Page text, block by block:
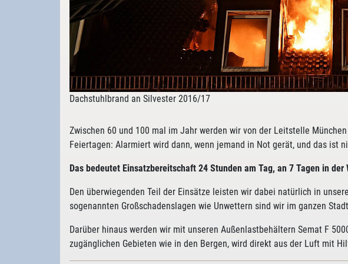
Dachstuhlbrand an Silvester 2016/17
Zwischen 60 und 100 mal im Jahr werden wir von der Leitstelle
Feiertagen: Alarmiert wird dann, wenn jemand in Not gerät, und das ist
Das bedeutet Einsatzbereitschaft 24 Stunden am Tag, an 7 Tagen in der
Den überwiegenden Teil der Einsätze leisten wir dabei natürlich in
sogenannten Großschadenslagen wie Unwettern sind wir im ganzen
Darüber hinaus werden wir mit unseren Außenlastbehältern Semat F
zugänglichen Gebieten wie in den Bergen, wird direkt aus der Luft mit